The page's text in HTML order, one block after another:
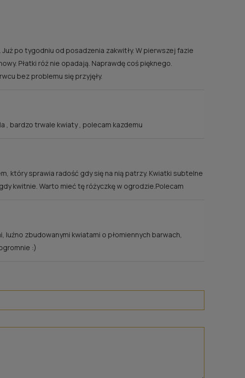
po tygodniu od posadzenia zakwitły. W pierwszej fazie
Płatki róż nie opadają. Naprawdę coś pięknego.
bez problemu się przyjęły.
, bardzo trwale kwiaty , polecam kazdemu
który sprawia radość gdy się na nią patrzy. Kwiatki subtelne
kwitnie. Warto mieć tę różyczkę w ogrodzie.Polecam
luźno zbudowanymi kwiatami o płomiennych barwach,
:)